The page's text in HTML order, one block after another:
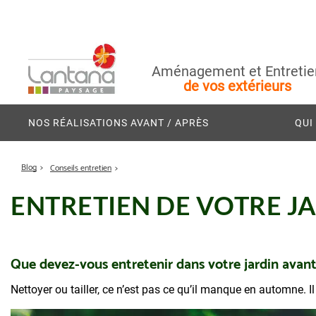
Aménagement et
de vos extérieurs
NOS RÉALISATIONS AVANT / APRÈS QUI
Blog Conseils entretien
ENTRETIEN DE VOTRE
Que devez-vous entretenir dans votre jardin
Nettoyer ou tailler, ce n’est pas ce qu’il manque en